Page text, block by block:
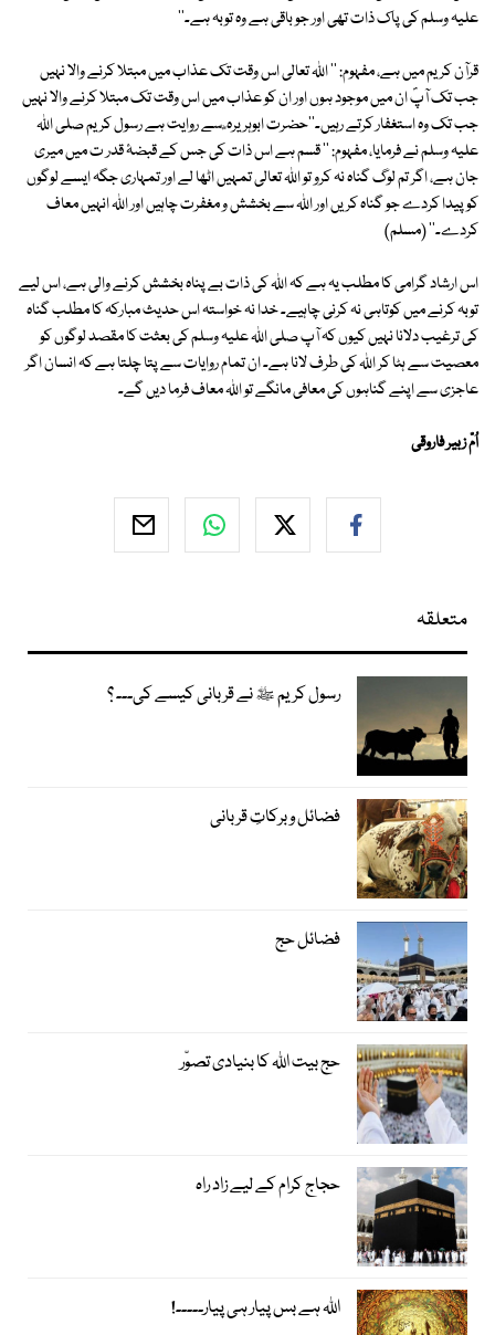
علیہ وسلم کی پاک ذات تھی اور جو باقی ہے وہ توبہ ہے۔''
قرآن کریم میں ہے، مفہوم: '' اللہ تعالی اس وقت تک عذاب میں مبتلا کرنے والا نہیں
جب تک آپؐ ان میں موجود ہوں اور ان کو عذاب میں اس وقت تک مبتلا کرنے والا نہیں
جب تک وہ استغفار کرتے رہیں۔''حضرت ابوہریرہ ؓ سے روایت ہے رسول کریم صلی اللہ
علیہ وسلم نے فرمایا، مفہوم: '' قسم ہے اس ذات کی جس کے قبضۂ قدر ت میں میری
جان ہے، اگر تم لوگ گناہ نہ کرو تو اللہ تعالی تمہیں اٹھا لے اور تمہاری جگہ ایسے لوگوں
کو پیدا کردے جو گناہ کریں اور اللہ سے بخشش و مغفرت چاہیں اور اللہ انہیں معاف
کردے۔'' (مسلم)
اس ارشاد گرامی کا مطلب یہ ہے کہ اللہ کی ذات بے پناہ بخشش کرنے والی ہے، اس لیے
توبہ کرنے میں کوتاہی نہ کرنی چاہیے۔ خدا نہ خواستہ اس حدیث مبارکہ کا مطلب گناہ
کی ترغیب دلانا نہیں کیوں کہ آپ صلی اللہ علیہ وسلم کی بعثت کا مقصد لوگوں کو
معصیت سے ہٹا کر اللہ کی طرف لانا ہے۔ ان تمام روایات سے پتا چلتا ہے کہ انسان اگر
عاجزی سے اپنے گناہوں کی معافی مانگے تو اللہ معاف فرما دیں گے۔
اُمّ زبیر فاروقی
متعلقہ
رسول کریم ﷺ نے قربانی کیسے کی۔۔۔ ؟
فضائل و برکاتِ قربانی
فضائل حج
حج بیت اﷲ کا بنیادی تصوّر
حجاج کرام کے لیے زاد راہ
اﷲ ہے بس پیار ہی پیار۔۔۔۔۔!